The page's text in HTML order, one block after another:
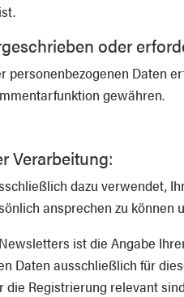
oder
personenbezogenen Daten
gewähren.
Verarbeitung:
dazu verwendet,
ansprechen zu können
ist die Angabe
Daten ausschließlich für
die Registrierung relevant